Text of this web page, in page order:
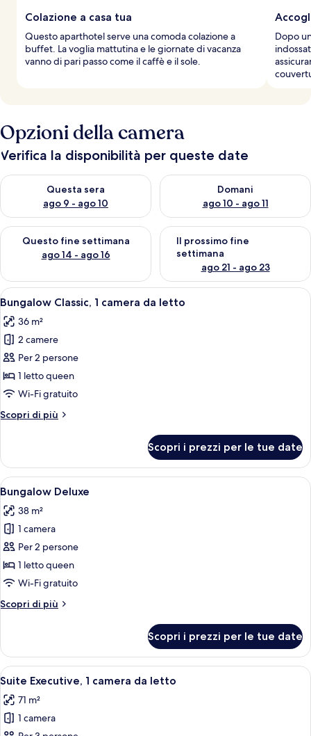
Colazione a casa tua
Questo aparthotel serve una comoda colazione a
buffet. La voglia mattutina e le giornate di vacanza
vanno di pari passo come il caffè e il sole.
Dopo
Opzioni della camera
Verifica la disponibilità per queste date
Questa sera
ago 9 - ago 10
Verifica la disponibilità per questa sera, ago 9 - ago 10
Domani
ago 10 - ago 11
Verifica la disponibilità per
Questo fine settimana
ago 14 - ago 16
Verifica la disponibilità per questo fine settimana, ago 14 -
Il prossimo fine
settimana
ago 21 - ago 23
Verifica la disponibilità per il
Apri
tutte
le
foto
per
Bungalow
Classic,
camera
Un edificio moderno con un lungo
7
Bungalow Classic, 1 camera da letto
36 m²
2 camere
Per 2 persone
1 letto queen
Wi-Fi gratuito
Scopri di più
Altri
Classic,
camera
letto
Scopri i prezzi per le tue date
Apri
tutte
le
foto
per
Bungalow
Deluxe
Un soggiorno moderno con un
6
Bungalow Deluxe
38 m²
1 camera
Per 2 persone
1 letto queen
Wi-Fi gratuito
Scopri di più
Altri
Deluxe
Scopri i prezzi per le tue date
Apri
tutte
le
foto
Una camera d'albergo con un letto
8
Suite Executive, 1 camera da letto
71 m²
1 camera